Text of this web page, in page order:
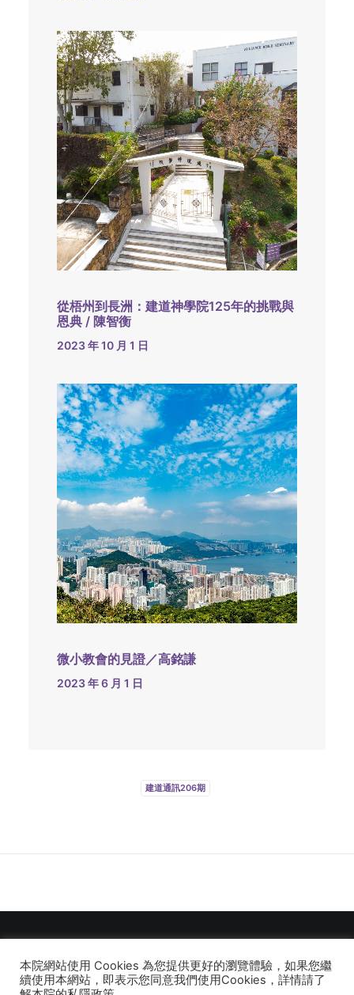
從梧州到長洲：建道神學院125年的挑戰與
恩典 / 陳智衡
2023 年 10 月 1 日
微小教會的見證／高銘謙
2023 年 6 月 1 日
建道通訊206期
© 2026 建道神學院Alliance Bible Seminary. All rights reserved
本院網站使用 Cookies 為您提供更好的瀏覽體驗，如果您繼
續使用本網站，即表示您同意我們使用Cookies，詳情請了